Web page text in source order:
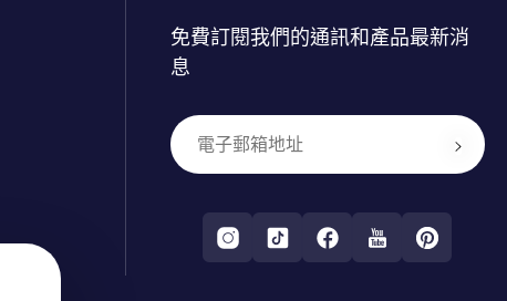
免費訂閱我們的通訊和產品最新消
息